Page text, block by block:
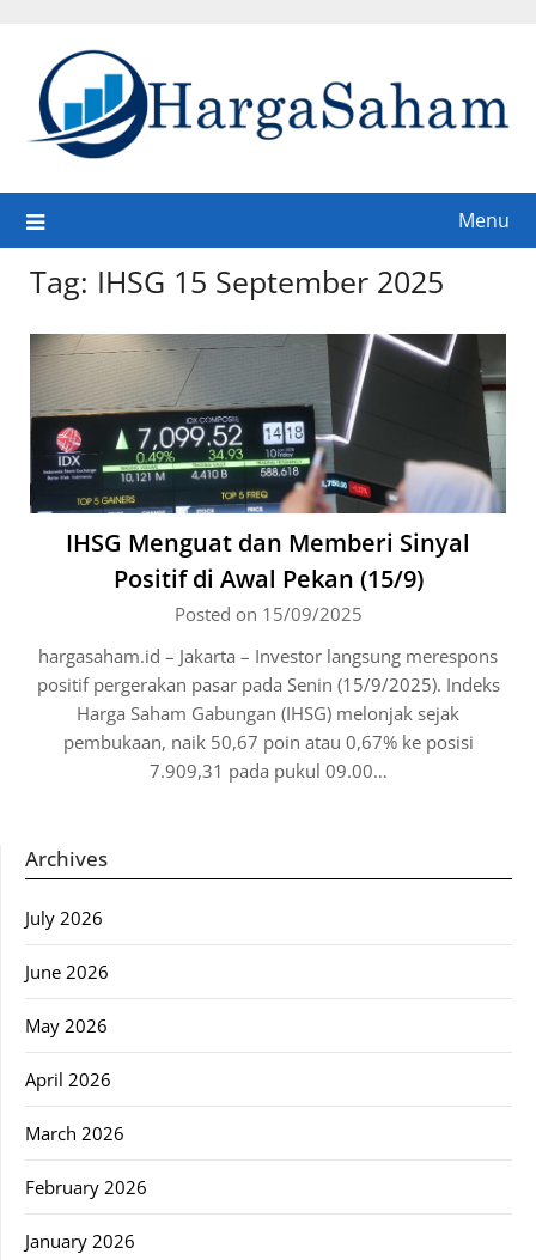
content
Menu
Tag: IHSG 15 September 2025
IHSG Menguat dan Memberi Sinyal
Positif di Awal Pekan (15/9)
Posted on 15/09/2025
hargasaham.id – Jakarta – Investor langsung merespons
positif pergerakan pasar pada Senin (15/9/2025). Indeks
Harga Saham Gabungan (IHSG) melonjak sejak
pembukaan, naik 50,67 poin atau 0,67% ke posisi
7.909,31 pada pukul 09.00…
Archives
July 2026
June 2026
May 2026
April 2026
March 2026
February 2026
January 2026